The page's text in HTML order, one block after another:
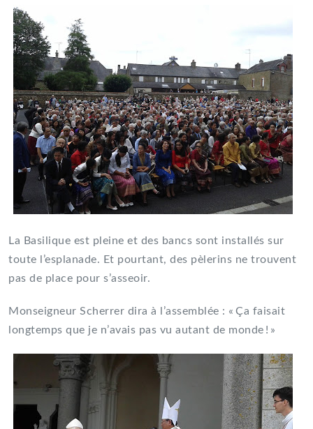
La Basilique est pleine et des bancs sont installés sur
toute l’esplanade. Et pourtant, des pèlerins ne trouvent
pas de place pour s’asseoir.
Monseigneur Scherrer dira à l’assemblée : « Ça faisait
longtemps que je n’avais pas vu autant de monde ! »